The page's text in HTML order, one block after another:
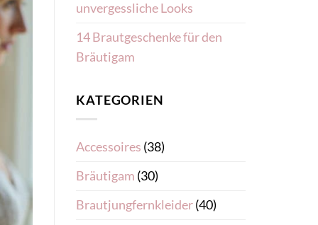
unvergessliche Looks
14 Brautgeschenke für den
Bräutigam
KATEGORIEN
Accessoires (38)
Bräutigam (30)
Brautjungfernkleider(40)